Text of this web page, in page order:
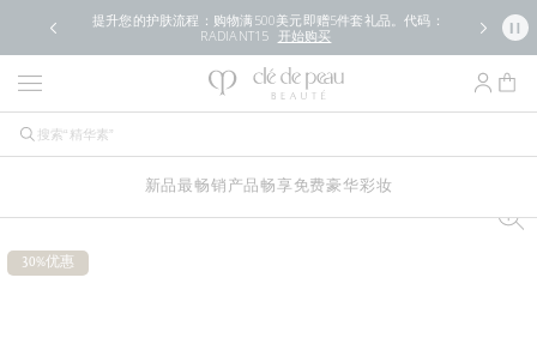
提升您的护肤流程：购物满500美元即赠5件套礼品。代码：
RADIANT15 开始购买
新品最畅销产品畅享免费豪华彩妆
30%优惠